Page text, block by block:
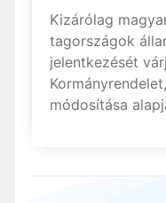
Kizárólag
tagországok
jelentkezését
módosítása